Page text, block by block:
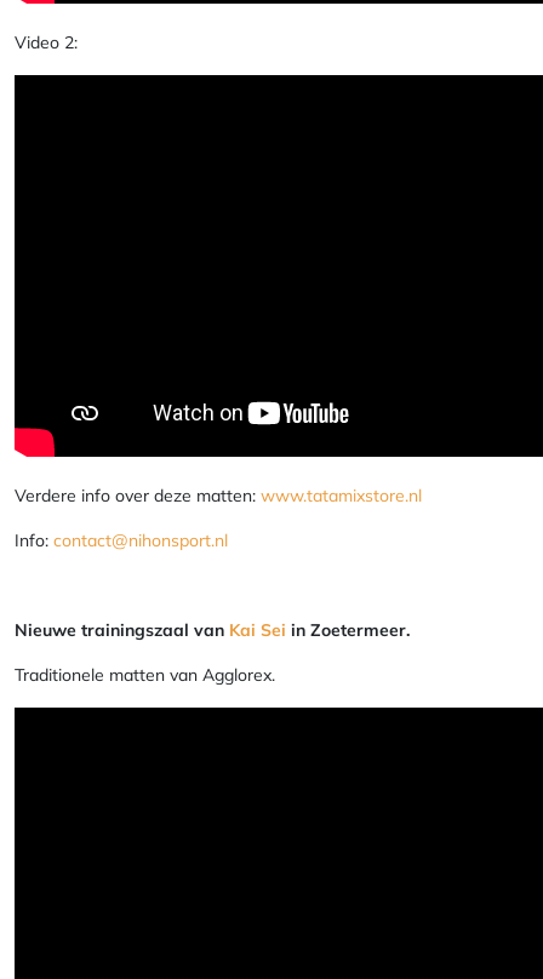
Video 2:
Verdere info over deze matten: www.tatamixstore.nl
Info: contact@nihonsport.nl
Nieuwe trainingszaal van Kai Sei in Zoetermeer.
Traditionele matten van Agglorex.